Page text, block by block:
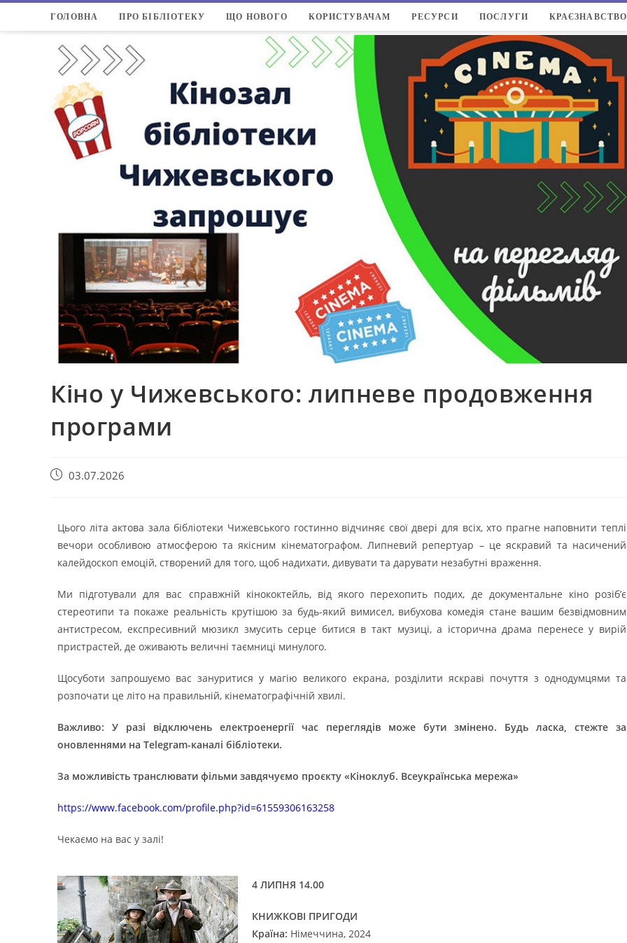
ГОЛОВНА ПРО БІБЛІОТЕКУ ЩО НОВОГО КОРИСТУВАЧАМ РЕСУРСИ ПОСЛУГИ КРАЄЗНАВСТВО
Кіно у Чижевського: липневе продовження
програми
03.07.2026
Цього літа актова зала бібліотеки Чижевського гостинно відчиняє свої двері для всіх, хто прагне наповнити теплі
вечори особливою атмосферою та якісним кінематографом. Липневий репертуар – це яскравий та насичений
калейдоскоп емоцій, створений для того, щоб надихати, дивувати та дарувати незабутні враження.
Ми підготували для вас справжній кінококтейль, від якого перехопить подих, де документальне кіно розіб’є
стереотипи та покаже реальність крутішою за будь-який вимисел, вибухова комедія стане вашим безвідмовним
антистресом, експресивний мюзикл змусить серце битися в такт музиці, а історична драма перенесе у вирій
пристрастей, де оживають величні таємниці минулого.
Щосуботи запрошуємо вас зануритися у магію великого екрана, розділити яскраві почуття з однодумцями та
розпочати це літо на правильній, кінематографічній хвилі.
Важливо: У разі відключень електроенергії час переглядів може бути змінено. Будь ласка, стежте за
оновленнями на Telegram-каналі бібліотеки.
За можливість транслювати фільми завдячуємо проєкту «Кіноклуб. Всеукраїнська мережа»
https://www.facebook.com/profile.php?id=61559306163258
Чекаємо на вас у залі!
4 ЛИПНЯ 14.00
КНИЖКОВІ ПРИГОДИ
Країна: Німеччина, 2024